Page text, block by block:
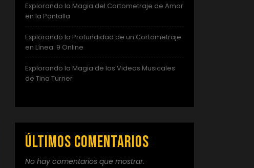
Explorando la Magia del Cortometraje de Amor
en la Pantalla
Explorando la Profundidad de un Cortometraje
en Línea: 9 Online
Explorando la Magia de los Videos Musicales
de Tina Turner
Últimos comentarios
No hay comentarios que mostrar.